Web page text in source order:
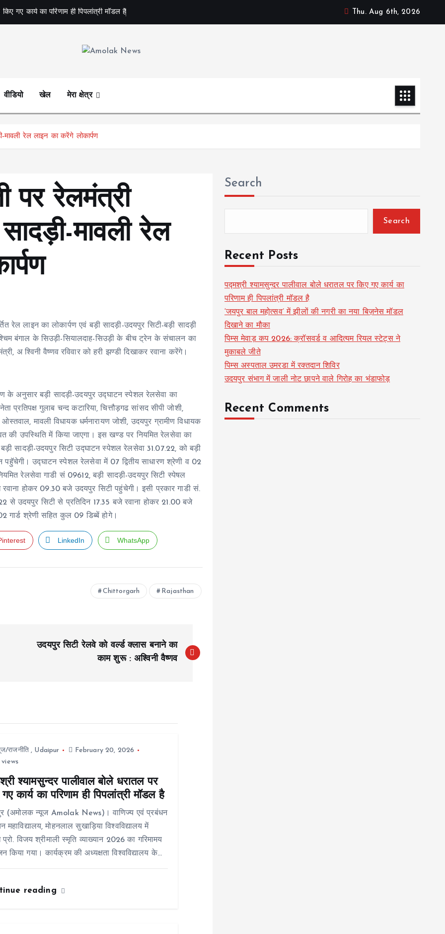
गए कार्य का परिणाम ही पिपलांत्री मॉडल है Thu. Aug 6th, 2026
वीडियो खेल मेरा क्षेत्र
मावली रेल लाइन का करेंगे लोकार्पण
पर रेलमंत्री
मावली रेल
रेल लाइन का लोकार्पण एवं बड़ी सादड़ी-उदयपुर सिटी-बड़ी सादड़ी
बंगाल के सिउड़ी-सियालदाह-सिउड़ी के बीच ट्रेन के संचालन का
अ श्विनी वैष्णव रविवार को हरी झण्डी दिखाकर रवाना करेंगे।
के अनुसार बड़ी सादड़ी-उदयपुर उद्घाटन स्पेशल रेलसेवा का
प्रतिपक्ष गुलाब चन्द कटारिया, चित्तौड़गढ सांसद सीपी जोशी,
मावली विधायक धर्मनारायण जोशी, उदयपुर ग्रामीण विधायक
की उपस्थिति में किया जाएगा। इस खण्ड पर नियमित रेलसेवा का
सादड़ी-उदयपुर सिटी उद्घाटन स्पेशल रेलसेवा 31.07.22, को बड़ी
उद्घाटन स्पेशल रेलसेवा में 07 द्वितीय साधारण श्रेणी व 02
रेलसेवा गाडी सं 09612, बड़ी सादड़ी-उदयपुर सिटी स्पेषल
होकर 09.30 बजे उदयपुर सिटी पहुंचेगी। इसी प्रकार गाडी सं.
से उदयपुर सिटी से प्रतिदिन 17.35 बजे रवाना होकर 21.00 बजे
गार्ड श्रेणी सहित कुल 09 डिब्बें होगे।
LinkedIn WhatsApp
Chittorgarh Rajasthan
उदयपुर सिटी रेलवे को वर्ल्ड क्लास बनाने का
काम शुरू : अश्विनी वैष्णव
राजनीति, Udaipur
February 20, 2026
views
श्यामसुन्दर पालीवाल बोले धरातल पर
कार्य का परिणाम ही पिपलांत्री मॉडल है
(अमोलक न्यूज Amolak News)। वाणिज्य एवं प्रबंधन
महाविद्यालय, मोहनलाल सुखाड़िया विश्वविद्यालय में
विजय श्रीमाली स्मृति व्याख्यान 2026 का गरिमामय
किया गया। कार्यक्रम की अध्यक्षता विश्वविद्यालय के…
reading
Search
Search
Recent Posts
पद्मश्री श्यामसुन्दर पालीवाल बोले धरातल पर किए गए कार्य का
परिणाम ही पिपलांत्री मॉडल है
‘जयपुर बाल महोत्सव’ में झीलों की नगरी का नया बिज़नेस मॉडल
दिखाने का मौका
पिम्स मेवाड़ कप 2026: क्रॉसवर्ड व आदित्यम रियल स्टेट्स ने
मुकाबले जीते
पिम्स अस्पताल उमरडा में रक्तदान शिविर
उदयपुर संभाग में जाली नोट छापने वाले गिरोह का भंडाफोड़
Recent Comments